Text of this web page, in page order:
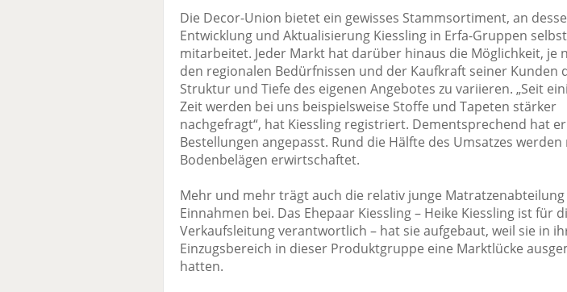
Die Decor-Union bietet ein gewisses Stammsortiment, an
Entwicklung und Aktualisierung Kiessling in Erfa-Gruppen selbst
mitarbeitet. Jeder Markt hat darüber hinaus die Möglichkeit, je
den regionalen Bedürfnissen und der Kaufkraft seiner Kunden
Struktur und Tiefe des eigenen Angebotes zu variieren. „Seit
Zeit werden bei uns beispielsweise Stoffe und Tapeten stärker
nachgefragt“, hat Kiessling registriert. Dementsprechend hat
Bestellungen angepasst. Rund die Hälfte des Umsatzes
Bodenbelägen erwirtschaftet.
Mehr und mehr trägt auch die relativ junge Matratzenabteilung
Einnahmen bei. Das Ehepaar Kiessling – Heike Kiessling ist für
Verkaufsleitung verantwortlich – hat sie aufgebaut, weil sie in
Einzugsbereich in dieser Produktgruppe eine Marktlücke
hatten.